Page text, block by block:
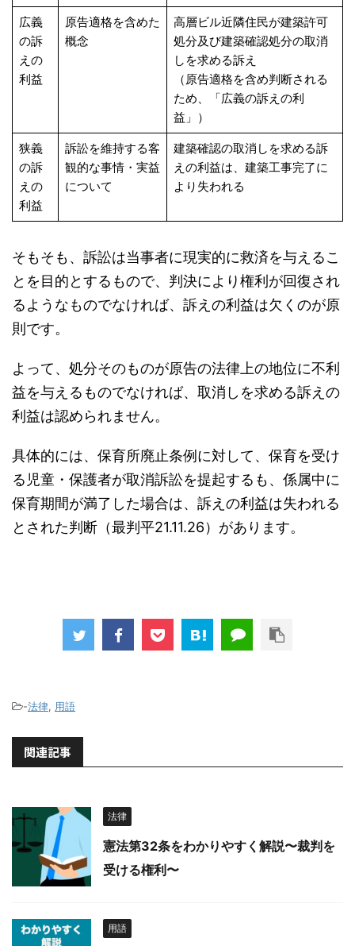
広義
の訴
えの
利益
原告適格を含めた
概念
高層ビル近隣住民が建築許可
処分及び建築確認処分の取消
しを求める訴え
（原告適格を含め判断される
ため、「広義の訴えの利
益」）
狭義
の訴
えの
利益
訴訟を維持する客
観的な事情・実益
について
建築確認の取消しを求める訴
えの利益は、建築工事完了に
より失われる
そもそも、訴訟は当事者に現実的に救済を与えるこ
とを目的とするもので、判決により権利が回復され
るようなものでなければ、訴えの利益は欠くのが原
則です。
よって、処分そのものが原告の法律上の地位に不利
益を与えるものでなければ、取消しを求める訴えの
利益は認められません。
具体的には、保育所廃止条例に対して、保育を受け
る児童・保護者が取消訴訟を提起するも、係属中に
保育期間が満了した場合は、訴えの利益は失われる
とされた判断（最判平21.11.26）があります。
-法律, 用語
関連記事
法律
憲法第32条をわかりやすく解説〜裁判を
受ける権利〜
用語